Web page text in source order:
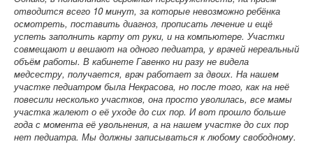
отводится всего 10 минут, за которые невозможно ребёнка
осмотреть, поставить диагноз, прописать лечение и ещё
успеть заполнить карту от руки, и на компьютере. Участки
совмещают и вешают на одного педиатра, у врачей нереальный
объём работы. В кабинете Гавенко ни разу не видела
медсестру, получается, врач работает за двоих. На нашем
участке педиатром была Некрасова, но после того, как на неё
повесили несколько участков, она просто уволилась, все мамы
участка жалеют о её уходе до сих пор. И вот прошло больше
года с момента её увольнения, а на нашем участке до сих пор
нет педиатра. Мы должны записываться к любому свободному.